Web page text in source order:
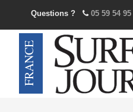
Questions ? 05 59 54 95
Navigation